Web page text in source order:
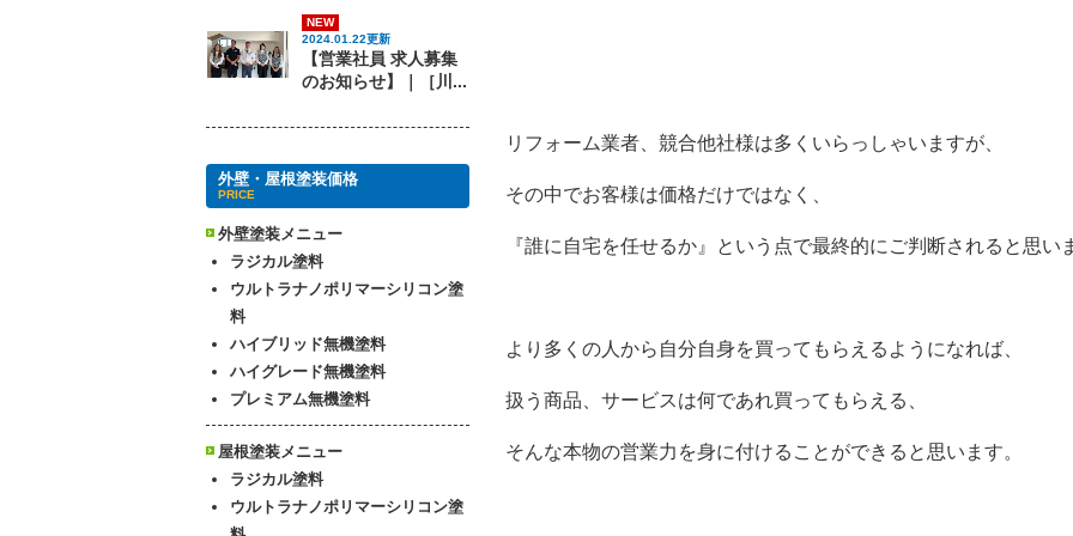
リフォーム業者、競合他社様は多くいらっしゃいますが、
その中でお客様は価格だけではなく、
『誰に自宅を任せるか』という点で最終的にご判断されると思い
より多くの人から自分自身を買ってもらえるようになれば、
扱う商品、サービスは何であれ買ってもらえる、
そんな本物の営業力を身に付けることができると思います。
NEW
2024.01.22更新
【営業社員 求人募集
のお知らせ】｜［川...
外壁・屋根塗装価格
PRICE
外壁塗装メニュー
ラジカル塗料
ウルトラナノポリマーシリコン塗
料
ハイブリッド無機塗料
ハイグレード無機塗料
プレミアム無機塗料
屋根塗装メニュー
ラジカル塗料
ウルトラナノポリマーシリコン塗